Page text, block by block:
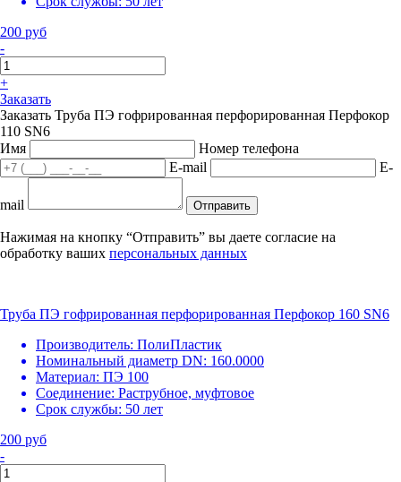
200 руб
-
+
Заказать
Заказать Труба ПЭ гофрированная перфорированная Перфокор
110 SN6
Имя
Номер телефона
E-mail
E-
mail Отправить
Нажимая на кнопку “Отправить” вы даете согласие на
обработку ваших персональных данных
Труба ПЭ гофрированная перфорированная Перфокор 160 SN6
Производитель: ПолиПластик
Номинальный диаметр DN: 160.0000
Материал: ПЭ 100
Соединение: Раструбное, муфтовое
Срок службы: 50 лет
200 руб
-